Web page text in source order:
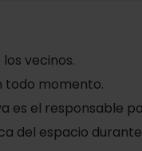
vecinos.
todo momento.
es el responsable
del espacio